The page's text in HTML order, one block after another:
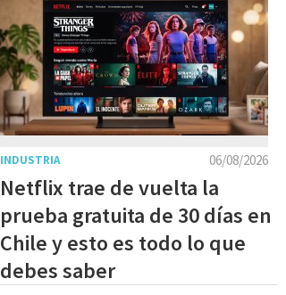
06/08/2026
INDUSTRIA
Netflix trae de vuelta la
prueba gratuita de 30 días en
Chile y esto es todo lo que
debes saber